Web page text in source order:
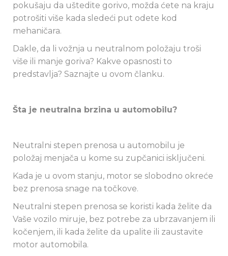
pokušaju da uštedite gorivo, možda ćete na kraju
potrošiti više kada sledeći put odete kod
mehaničara.
Dakle, da li vožnja u neutralnom položaju troši
više ili manje goriva? Kakve opasnosti to
predstavlja? Saznajte u ovom članku.
Šta je neutralna brzina u automobilu?
Neutralni stepen prenosa u automobilu je
položaj menjača u kome su zupčanici isključeni.
Kada je u ovom stanju, motor se slobodno okreće
bez prenosa snage na točkove.
Neutralni stepen prenosa se koristi kada želite da
Vaše vozilo miruje, bez potrebe za ubrzavanjem ili
kočenjem, ili kada želite da upalite ili zaustavite
motor automobila.